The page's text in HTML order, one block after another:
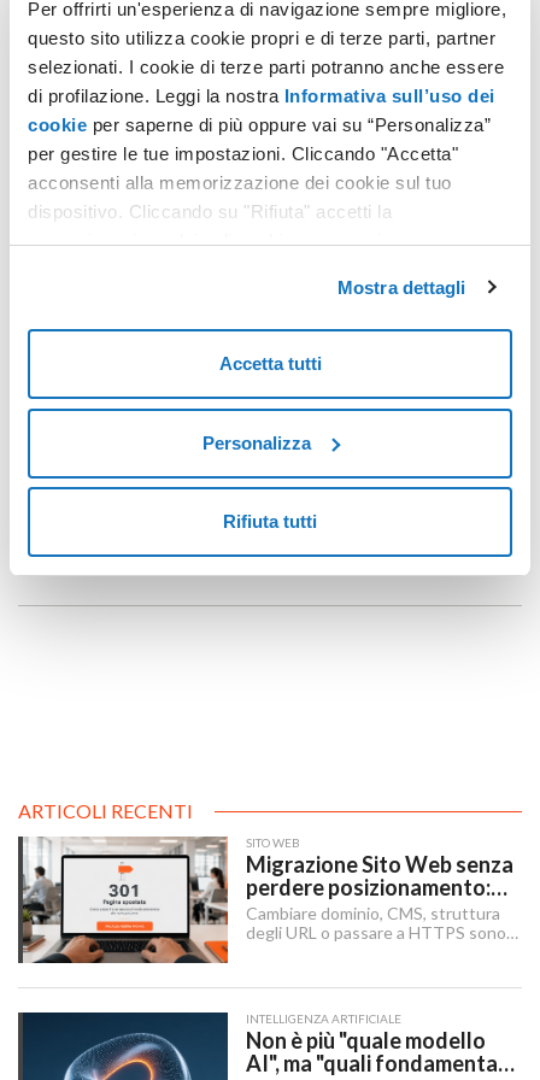
Per offrirti un'esperienza di navigazione sempre migliore,
questo sito utilizza cookie propri e di terze parti, partner
selezionati. I cookie di terze parti potranno anche essere
di profilazione. Leggi la nostra Informativa sull’uso dei
cookie per saperne di più oppure vai su “Personalizza”
per gestire le tue impostazioni. Cliccando "Accetta"
acconsenti alla memorizzazione dei cookie sul tuo
dispositivo. Cliccando su "Rifiuta" accetti la
memorizzazione dei soli cookie necessari.
Mostra dettagli
Accetta tutti
Personalizza
Rifiuta tutti
Per ricevere il bene o il servizio richiesti, sarà necessario stampare
o salvare su un dispositivo portatile il file contenente il codice
alfanumerico e ilcodice QR, per esibirlo al momento dell’acquisto
presso l’esercente precedentemente selezionato.
Nel caso di acquistionline basterà inserire ilcodice alfanumerico
nel campo preposto o allegare il file del buono.
centrale del vostro borsellino elettronico per passare a quella sulla
creare-e-utilizzare-un-buono-spesa-video.html
https://cartadeldocente.istruzione.it/
ARTICOLI RECENTI
SITO WEB
Migrazione Sito Web senza
perdere posizionamento:
Redirect 301, URL e
Checklist SEO
Cambiare dominio, CMS, struttura
degli URL o passare a HTTPS sono i
ricerca.
INTELLIGENZA ARTIFICIALE
Non è più "quale modello
AI", ma "quali fondamenta":